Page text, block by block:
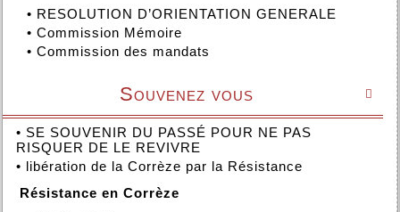
• RESOLUTION D’ORIENTATION GENERALE
• Commission Mémoire
• Commission des mandats

Souvenez vous
• SE SOUVENIR DU PASSÉ POUR NE PAS
RISQUER DE LE REVIVRE
• libération de la Corrèze par la Résistance
Résistance en Corrèze